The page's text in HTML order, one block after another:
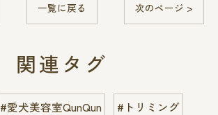
一覧に戻る 次のページ >
関連タグ
#愛犬美容室QunQun
#トリミング